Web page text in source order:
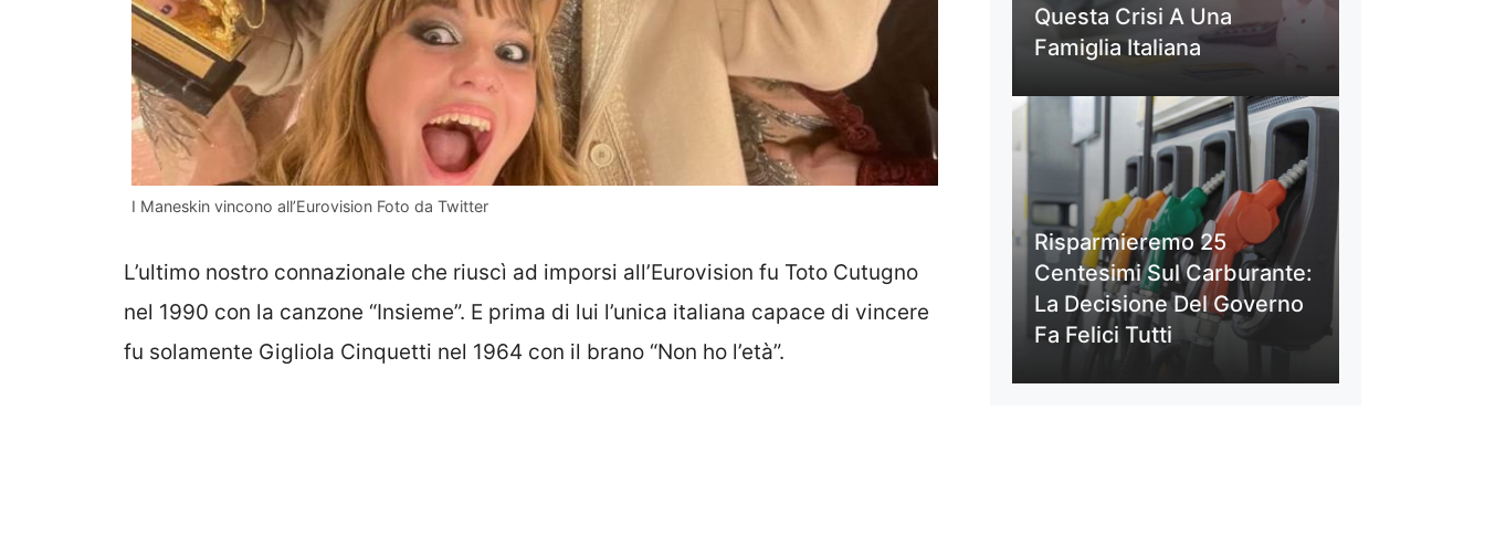
I Maneskin vincono all’Eurovision Foto da Twitter
L’ultimo nostro connazionale che riuscì ad imporsi all’Eurovision fu Toto Cutugno
nel 1990 con la canzone “Insieme”. E prima di lui l’unica italiana capace di vincere
fu solamente Gigliola Cinquetti nel 1964 con il brano “Non ho l’età”.
Questa Crisi A Una
Famiglia Italiana
Risparmieremo 25
Centesimi Sul Carburante:
La Decisione Del Governo
Fa Felici Tutti